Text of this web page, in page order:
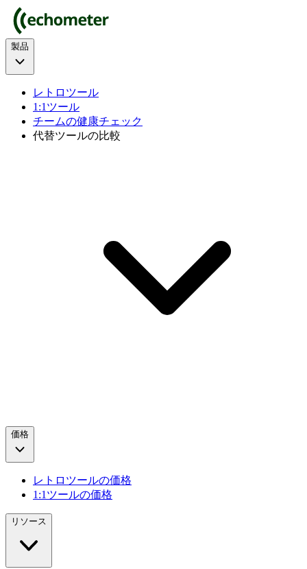
製品
レトロツール
1:1ツール
チームの健康チェック
代替ツールの比較
価格
レトロツールの価格
1:1ツールの価格
リソース